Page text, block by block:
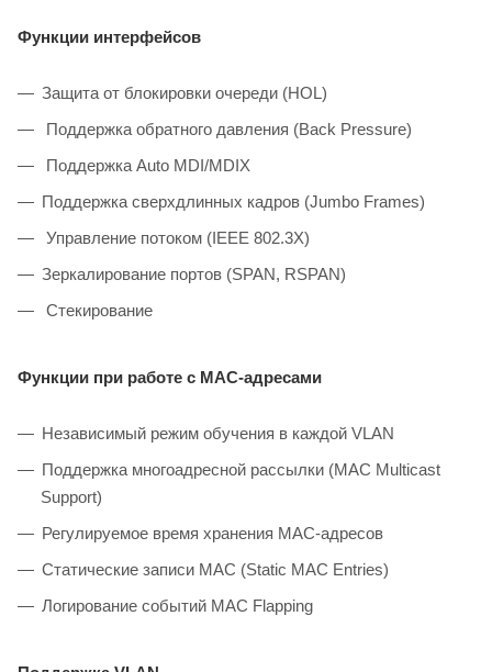
Функции интерфейсов
Защита от блокировки очереди (HOL)
Поддержка обратного давления (Back Pressure)
Поддержка Auto MDI/MDIX
Поддержка сверхдлинных кадров (Jumbo Frames)
Управление потоком (IEEE 802.3X)
Зеркалирование портов (SPAN, RSPAN)
Стекирование
Функции при работе с MAC-адресами
Независимый режим обучения в каждой VLAN
Поддержка многоадресной рассылки (MAC Multicast
Support)
Регулируемое время хранения MAC-адресов
Статические записи MAC (Static MAC Entries)
Логирование событий MAC Flapping